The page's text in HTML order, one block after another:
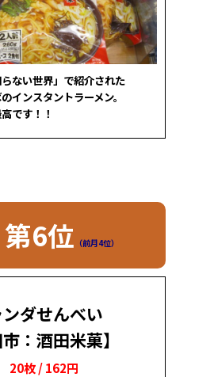
らない世界」で紹介された
インスタントラーメン。
です！！
第6位 （前月4位）
ダせんべい
市：酒田米菓】
20枚 / 162円